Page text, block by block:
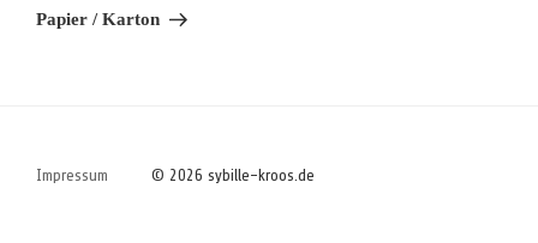
Beitrag
Papier / Karton
Impressum © 2026 sybille-kroos.de